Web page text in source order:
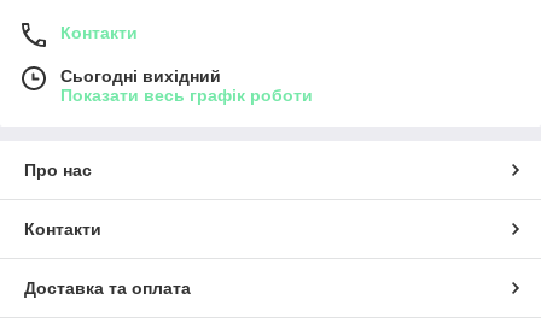
Контакти
Сьогодні вихідний
Показати весь графік роботи
Про нас
Контакти
Доставка та оплата